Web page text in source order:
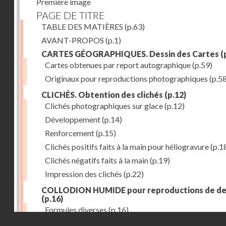
PAGE DE TITRE
TABLE DES MATIÈRES (p.63)
AVANT-PROPOS (p.1)
CARTES GÉOGRAPHIQUES. Dessin des Cartes
Cartes obtenues par report autographique(p.59)
Originaux pour reproductions photographiques
CLICHÉS. Obtention des clichés (p.12)
Clichés photographiques sur glace(p.12)
Développement(p.14)
Renforcement(p.15)
Clichés positifs faits à la main pour héliogravure
Clichés négatifs faits à la main(p.19)
Impression des clichés (p.22)
COLLODION HUMIDE pour reproductions de
(p.16)
Formules diverses (p.16)